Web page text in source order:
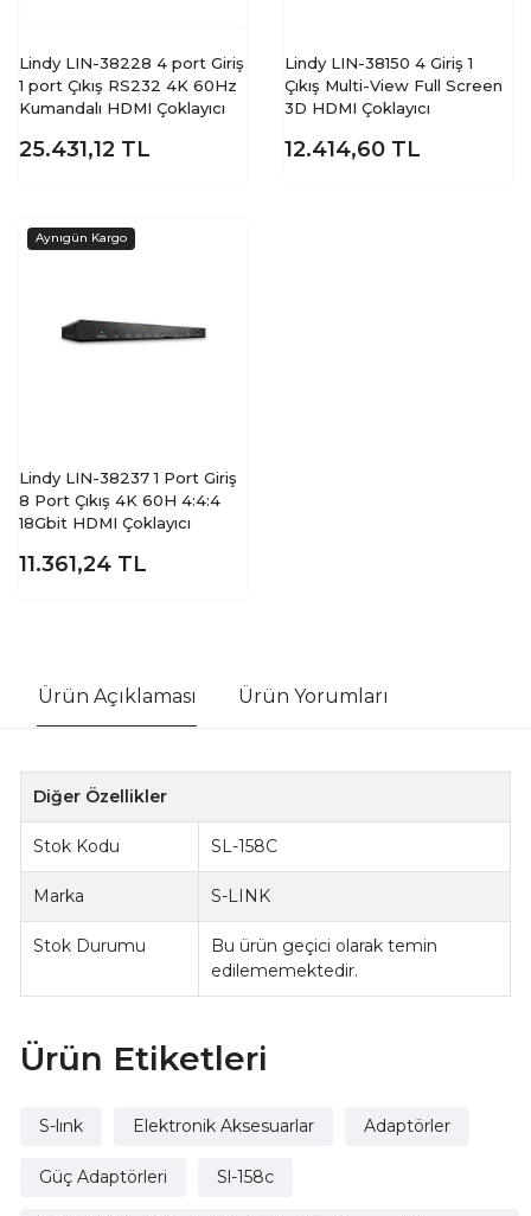
Lindy LIN-38228 4 port Giriş
1 port Çıkış RS232 4K 60Hz
Kumandalı HDMI Çoklayıcı
25.431,12 TL
Lindy LIN-38150 4 Giriş 1
Çıkış Multi-View Full Screen
3D HDMI Çoklayıcı
12.414,60 TL
Lindy LIN-38237 1 Port Giriş
8 Port Çıkış 4K 60H 4:4:4
18Gbit HDMI Çoklayıcı
11.361,24 TL
Ürün Açıklaması Ürün Yorumları
Diğer Özellikler
Stok Kodu SL-158C
Marka S-LINK
Stok Durumu
Bu ürün geçici olarak temin
edilememektedir.
Ürün Etiketleri
S-lınk Elektronik Aksesuarlar Adaptörler
Güç Adaptörleri Sl-158c